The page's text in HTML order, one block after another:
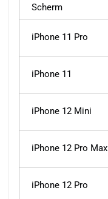
Scherm
iPhone 11 Pro
iPhone 11
iPhone 12 Mini
iPhone 12 Pro Max
iPhone 12 Pro